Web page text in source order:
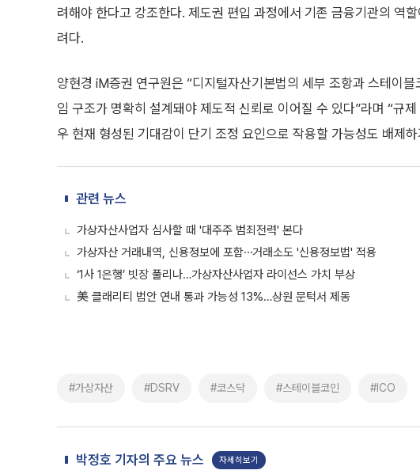
려해야 한다고 강조한다. 제도권 편입 과정에서 기존 금융기관의 역
려다.
양현경 iM증권 연구원은 “디지털자산기본법의 세부 조항과 스테이
임 구조가 명확히 설계돼야 제도적 신뢰로 이어질 수 있다”라며 “규
우 현재 형성된 기대감이 단기 조정 요인으로 작용할 가능성도 배제
관련 뉴스
가상자산사업자 심사할 때 '대주주 범죄전력' 본다
가상자산 거래내역, 신용정보에 포함⋯거래소도 '신용정보법' 적용
‘1사 1은행’ 빗장 풀리나…가상자산사업자 라이선스 가치 부상
美 클래리티 법안 연내 통과 가능성 13%…상원 문턱서 제동
#가상자산 #DSRV #코스닥 #스테이블코인 #ICO
박정호 기자의 주요 뉴스 자세히보기